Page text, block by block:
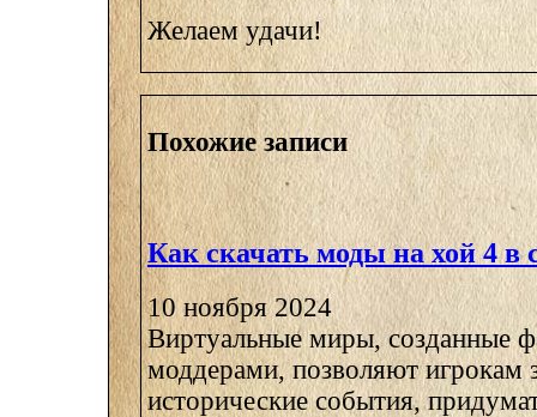
Желаем удачи!
Похожие записи
Как скачать моды на хой 4 в
10 ноября 2024
Виртуальные миры, созданные
моддерами, позволяют игрокам
исторические события,